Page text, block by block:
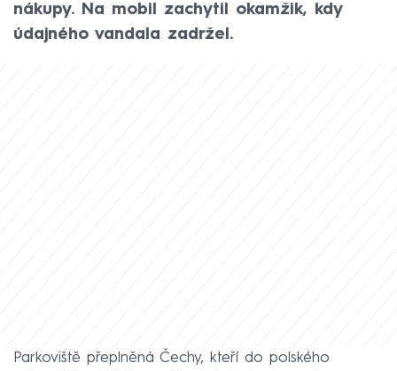
nákupy. Na mobil zachytil okamžik, kdy
údajného vandala zadržel.
Parkoviště přeplněná Čechy, kteří do polského